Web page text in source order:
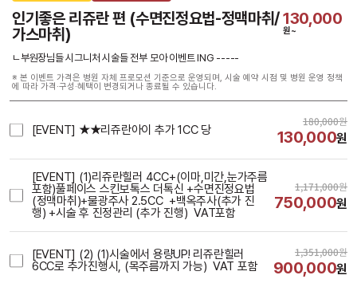
인기좋은 리쥬란 편 (수면진정요법-정맥마취/
가스마취)
130,000
원~
ㄴ부원장님들 시그니처 시술들 전부 모아 이벤트 ING -----
※ 본 이벤트 가격은 병원 자체 프로모션 기준으로 운영되며, 시술 예약 시점 및 병원 운영 정책
에 따라 가격·구성·혜택이 변경되거나 종료될 수 있습니다.
[EVENT] ★★리쥬란아이 추가 1CC 당
180,000원
130,000원
[EVENT] (1)리쥬란힐러 4CC+(이마,미간,눈가주름
포함)풀페이스 스킨보톡스 더톡신 +수면진정요법
(정맥마취)+물광주사 2.5CC  +백옥주사(추가 진
행) +시술 후 진정관리 (추가 진행)  VAT포함
1,171,000원
750,000원
[EVENT] (2) (1)시술에서 용량UP! 리쥬란힐러
6CC로 추가진행시, (목주름까지 가능)  VAT 포함
1,351,000원
900,000원